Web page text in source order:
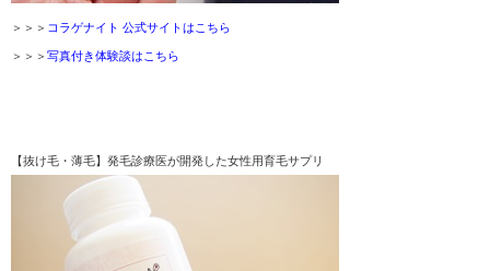
＞＞＞ コラゲナイト 公式サイトはこちら
＞＞＞ 写真付き体験談はこちら
【抜け毛・薄毛】発毛診療医が開発した女性用育毛サプリ